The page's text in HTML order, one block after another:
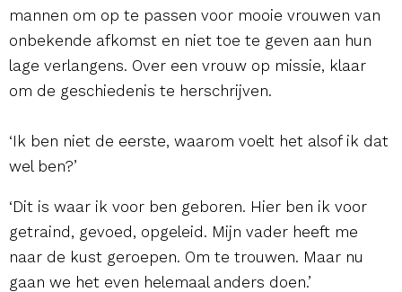
mannen om op te passen voor mooie vrouwen van
onbekende afkomst en niet toe te geven aan hun
lage verlangens. Over een vrouw op missie, klaar
om de geschiedenis te herschrijven.
‘Ik ben niet de eerste, waarom voelt het alsof ik dat
wel ben?’
‘Dit is waar ik voor ben geboren. Hier ben ik voor
getraind, gevoed, opgeleid. Mijn vader heeft me
naar de kust geroepen. Om te trouwen. Maar nu
gaan we het even helemaal anders doen.’